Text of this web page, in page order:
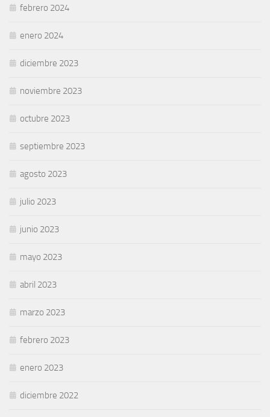
febrero 2024
enero 2024
diciembre 2023
noviembre 2023
octubre 2023
septiembre 2023
agosto 2023
julio 2023
junio 2023
mayo 2023
abril 2023
marzo 2023
febrero 2023
enero 2023
diciembre 2022